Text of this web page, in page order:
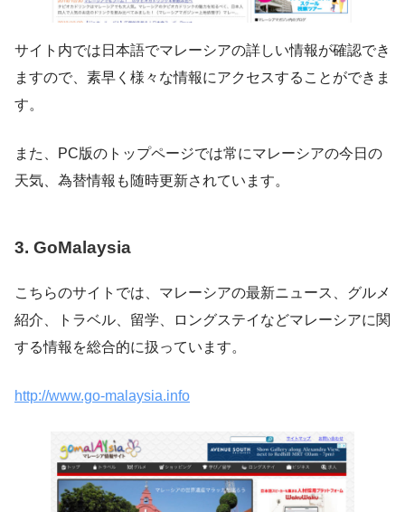
サイト内では日本語でマレーシアの詳しい情報が確認でき
ますので、素早く様々な情報にアクセスすることができま
す。
また、PC版のトップページでは常にマレーシアの今日の
天気、為替情報も随時更新されています。
3. GoMalaysia
こちらのサイトでは、マレーシアの最新ニュース、グルメ
紹介、トラベル、留学、ロングステイなどマレーシアに関
する情報を総合的に扱っています。
http://www.go-malaysia.info